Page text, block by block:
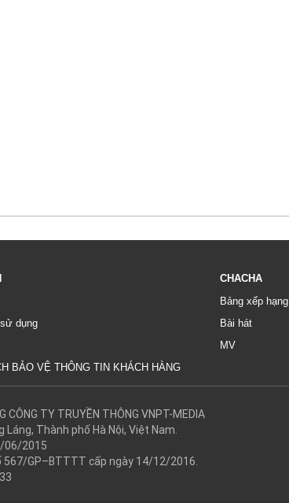
dụng
BẢO VỆ THÔNG TIN KHÁCH HÀNG
CHACHA
Bảng xếp hạng
Bài hát
MV
TY TRUYỀN THÔNG VNPT-MEDIA
Thành phố Hà Nội, Việt Nam.
06/2015
567/GP–BTTTT cấp ngày 14/12/2016.